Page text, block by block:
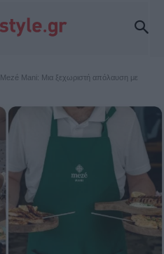
Mezé Mani: Μια ξεχωριστή απόλαυση με